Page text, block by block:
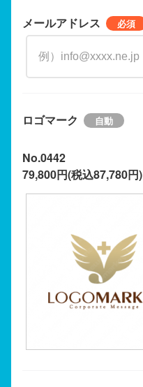
メールアドレス
ロゴマーク
No.0442
79,800円(税込87,780円)